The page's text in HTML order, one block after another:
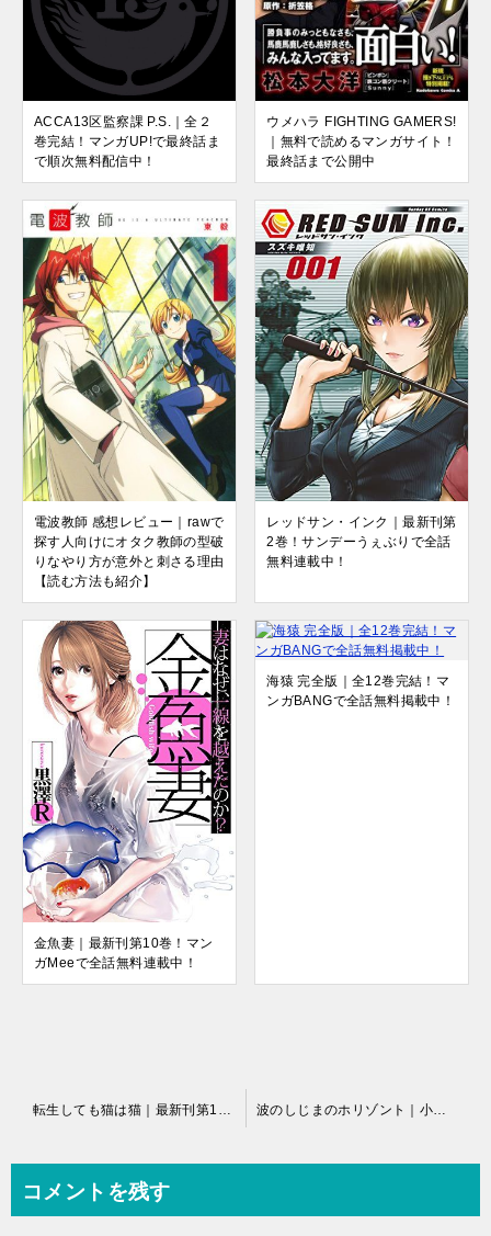
ACCA13区監察課 P.S.｜全２
巻完結！マンガUP!で最終話ま
で順次無料配信中！
ウメハラ FIGHTING GAMERS!
｜無料で読めるマンガサイト！
最終話まで公開中
電波教師 感想レビュー｜rawで
探す人向けにオタク教師の型破
りなやり方が意外と刺さる理由
【読む方法も紹介】
レッドサン・インク｜最新刊第
2巻！サンデーうぇぶりで全話
無料連載中！
金魚妻｜最新刊第10巻！マン
ガMeeで全話無料連載中！
海猿 完全版｜全12巻完結！マ
ンガBANGで全話無料掲載中！
ビ
転生しても猫は猫｜最新刊第1巻！全話無料で読める公式マンガアプリ！ 波のしじまのホリゾント｜小川麻衣子最新作連載開始！全話無料で読める公式マンガアプリ！
コメントを残す